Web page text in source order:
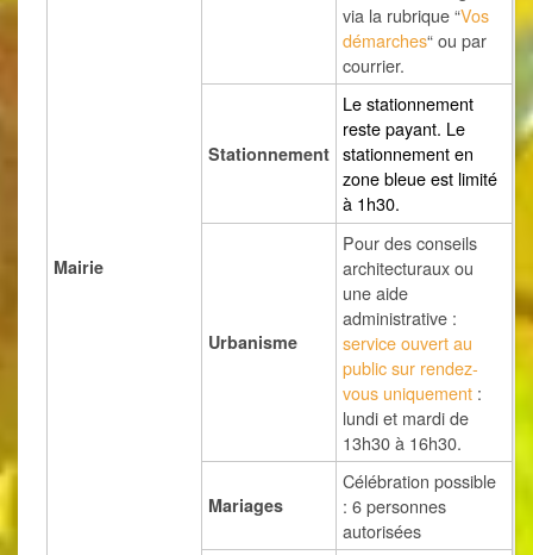
Mairie
via la rubrique “Vos
démarches“ ou par
courrier.
Stationnement
Le stationnement
reste payant. Le
stationnement en
zone bleue est limité
à 1h30.
Urbanisme
Pour des conseils
architecturaux ou
une aide
administrative :
service ouvert au
public sur rendez-
vous uniquement :
lundi et mardi de
13h30 à 16h30.
Mariages
Célébration possible
: 6 personnes
autorisées